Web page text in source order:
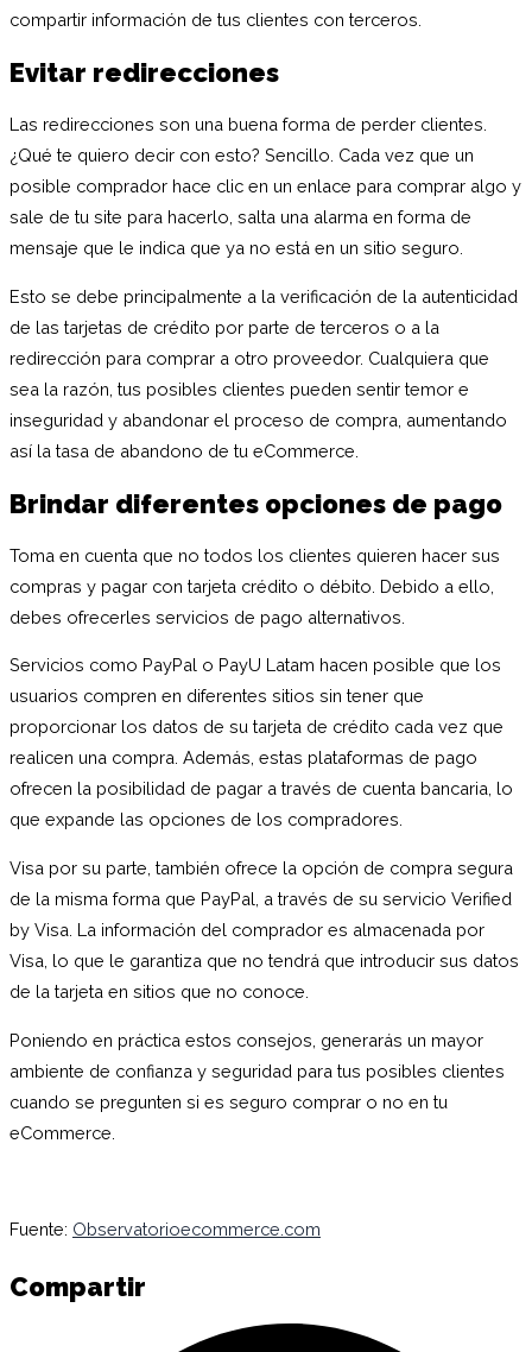
compartir información de tus clientes con terceros.
Evitar redirecciones
Las redirecciones son una buena forma de perder clientes.
¿Qué te quiero decir con esto? Sencillo. Cada vez que un
posible comprador hace clic en un enlace para comprar algo y
sale de tu site para hacerlo, salta una alarma en forma de
mensaje que le indica que ya no está en un sitio seguro.
Esto se debe principalmente a la verificación de la autenticidad
de las tarjetas de crédito por parte de terceros o a la
redirección para comprar a otro proveedor. Cualquiera que
sea la razón, tus posibles clientes pueden sentir temor e
inseguridad y abandonar el proceso de compra, aumentando
así la tasa de abandono de tu eCommerce.
Brindar diferentes opciones de pago
Toma en cuenta que no todos los clientes quieren hacer sus
compras y pagar con tarjeta crédito o débito. Debido a ello,
debes ofrecerles servicios de pago alternativos.
Servicios como PayPal o PayU Latam hacen posible que los
usuarios compren en diferentes sitios sin tener que
proporcionar los datos de su tarjeta de crédito cada vez que
realicen una compra. Además, estas plataformas de pago
ofrecen la posibilidad de pagar a través de cuenta bancaria, lo
que expande las opciones de los compradores.
Visa por su parte, también ofrece la opción de compra segura
de la misma forma que PayPal, a través de su servicio Verified
by Visa. La información del comprador es almacenada por
Visa, lo que le garantiza que no tendrá que introducir sus datos
de la tarjeta en sitios que no conoce.
Poniendo en práctica estos consejos, generarás un mayor
ambiente de confianza y seguridad para tus posibles clientes
cuando se pregunten si es seguro comprar o no en tu
eCommerce.
Fuente: Observatorioecommerce.com
Compartir